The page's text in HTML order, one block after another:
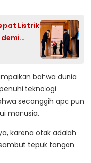
Listrik
demi
bahwa dunia
teknologi
secanggih apa pun
manusia.
karena otak adalah
tepuk tangan